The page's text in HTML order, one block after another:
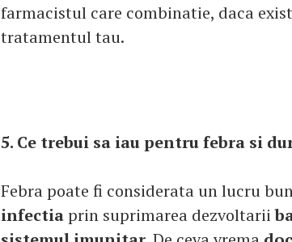
farmacistul care combinatie, daca
tratamentul tau.
5. Ce trebui sa iau pentru febra si
Febra poate fi considerata un lucru
infectiaprin suprimarea dezvoltarii